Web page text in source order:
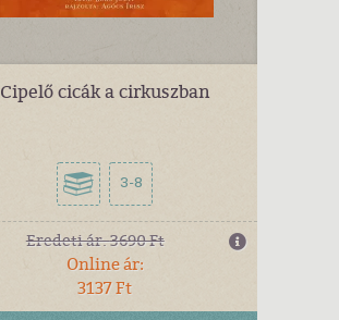
Cipelő cicák a cirkuszban
3-8
Eredeti ár:3690 Ft
Online ár:
3137 Ft